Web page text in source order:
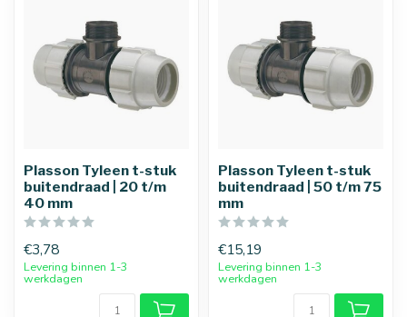
Plasson Tyleen t-stuk
buitendraad | 20 t/m
40 mm
€3,78
Levering binnen 1-3
werkdagen
Plasson Tyleen t-stuk
buitendraad | 50 t/m 75
mm
€15,19
Levering binnen 1-3
werkdagen